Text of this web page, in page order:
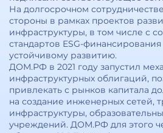
На долгосрочном
стороны в рамках проектов
инфраструктуры, в том числе с
стандартов ESG-
устойчивому развитию.
ДОМ.РФ в 2021 году запустил
инфраструктурных облигаций,
привлекать с рынков капитала
на создание инженерных сетей,
инфраструктуры,
учреждений. ДОМ.РФ для этого